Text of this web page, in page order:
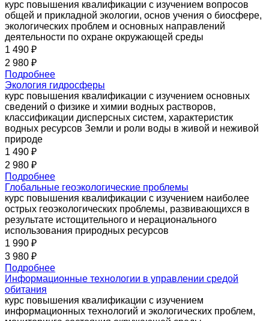
курс повышения квалификации с изучением вопросов
общей и прикладной экологии, основ учения о биосфере,
экологических проблем и основных направлений
деятельности по охране окружающей среды
1 490 ₽
2 980 ₽
Подробнее
Экология гидросферы
курс повышения квалификации с изучением основных
сведений о физике и химии водных растворов,
классификации дисперсных систем, характеристик
водных ресурсов Земли и роли воды в живой и неживой
природе
1 490 ₽
2 980 ₽
Подробнее
Глобальные геоэкологические проблемы
курс повышения квалификации с изучением наиболее
острых геоэкологических проблемы, развивающихся в
результате истощительного и нерационального
использования природных ресурсов
1 990 ₽
3 980 ₽
Подробнее
Информационные технологии в управлении средой
обитания
курс повышения квалификации с изучением
информационных технологий и экологических проблем,